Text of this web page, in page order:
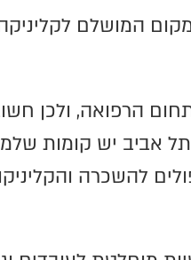
המושלם
הרפואה, ולכן
אביב יש קומות
להשכרה